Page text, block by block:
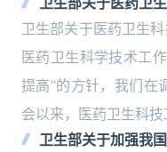
卫生部关于医药卫生
医药卫生科学技术工
提高”的方针，我们在
会以来，医药卫生科
卫生部关于加强我